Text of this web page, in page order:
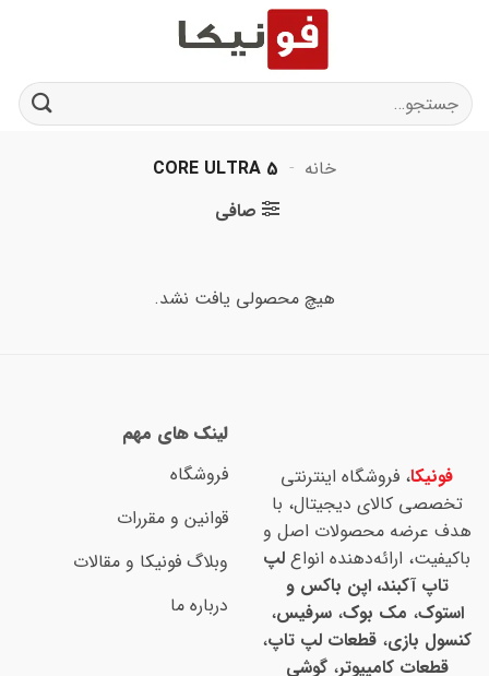
جستجو
برای:
خانه -
CORE ULTRA 5
صافی
هیچ محصولی یافت نشد.
فونیکا، فروشگاه اینترنتی
تخصصی کالای دیجیتال، با
هدف عرضه محصولات اصل و
باکیفیت، ارائه‌دهنده انواع لپ
تاپ آکبند، اپن باکس و
استوک، مک بوک،سرفیس،
کنسول بازی، قطعات لپ تاپ،
قطعات کامپیوتر،گوشی
لینک های مهم
فروشگاه
قوانین و مقررات
وبلاگ فونیکا و مقالات
درباره ما